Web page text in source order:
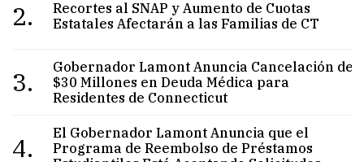
2.
Recortes al SNAP y Aumento de Cuotas
Estatales Afectarán a las Familias de CT
3.
Gobernador Lamont Anuncia Cancelación de
$30 Millones en Deuda Médica para
Residentes de Connecticut
4.
El Gobernador Lamont Anuncia que el
Programa de Reembolso de Préstamos